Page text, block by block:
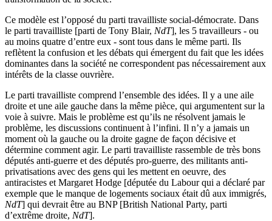
Ce modèle est l’opposé du parti travailliste social-démocrate. Dans
le parti travailliste [parti de Tony Blair, NdT], les 5 travailleurs - ou
au moins quatre d’entre eux - sont tous dans le même parti. Ils
reflètent la confusion et les débats qui émergent du fait que les idées
dominantes dans la société ne correspondent pas nécessairement aux
intérêts de la classe ouvrière.
Le parti travailliste comprend l’ensemble des idées. Il y a une aile
droite et une aile gauche dans la même pièce, qui argumentent sur la
voie à suivre. Mais le problème est qu’ils ne résolvent jamais le
problème, les discussions continuent à l’infini. Il n’y a jamais un
moment où la gauche ou la droite gagne de façon décisive et
détermine comment agir. Le parti travailliste rassemble de très bons
députés anti-guerre et des députés pro-guerre, des militants anti-
privatisations avec des gens qui les mettent en oeuvre, des
antiracistes et Margaret Hodge [députée du Labour qui a déclaré par
exemple que le manque de logements sociaux était dû aux immigrés,
NdT] qui devrait être au BNP[British National Party, parti
d’extrême droite, NdT].